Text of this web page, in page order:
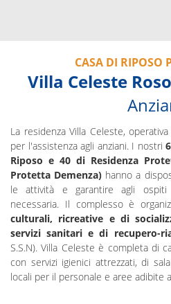
CASA DI RIPOSO
Villa Celeste
La residenza Villa Celeste,
per l'assistenza agli anziani. I nostri
Riposo e 40 di Residenza
Protetta Demenza) hanno a
le attività e garantire agli ospiti
necessaria. Il complesso è
culturali, ricreative e di
servizi sanitari e di recupero-
S.S.N). Villa Celeste è completa di
con servizi igienici attrezzati, di
locali per il personale e aree adibite